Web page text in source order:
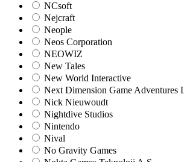
NCsoft
Nejcraft
Neople
Neos Corporation
NEOWIZ
New Tales
New World Interactive
Next Dimension Game Adventures
Nick Nieuwoudt
Nightdive Studios
Nintendo
Nival
No Gravity Games